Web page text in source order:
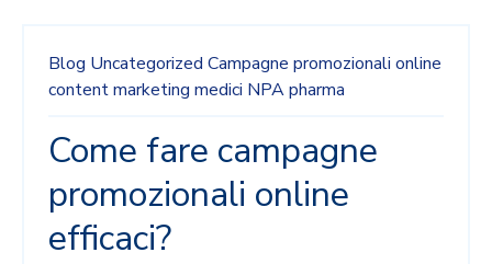
Blog Uncategorized Campagne promozionali online
content marketing medici NPApharma
Come fare campagne
promozionali online
efficaci?